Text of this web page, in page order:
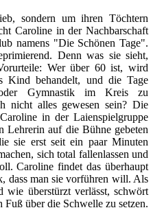
sondern um ihren Töchtern
Caroline in der Nachbarschaft
namens "Die Schönen Tage".
Denn was sie sieht,
Wer über 60 ist, wird
Kind behandelt, und die Tage
Gymnastik im Kreis zu
nicht alles gewesen sein? Die
in der Laienspielgruppe
Lehrerin auf die Bühne gebeten
sie erst seit ein paar Minuten
sich total fallenlassen und
Caroline findet das überhaupt
dass man sie vorführen will. Als
wie überstürzt verlässt, schwört
über die Schwelle zu setzen.